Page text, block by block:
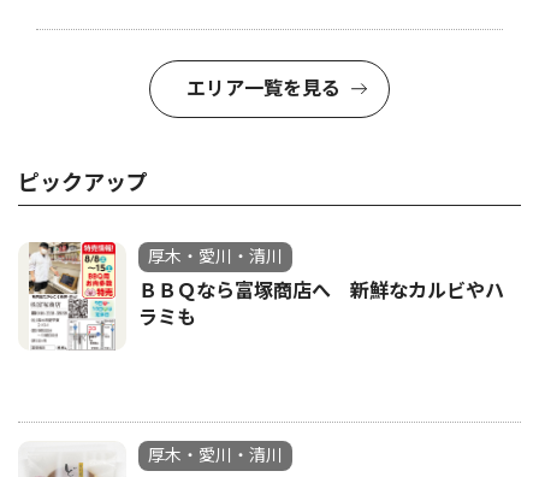
エリア一覧を見る
ピックアップ
厚木・愛川・清川
ＢＢＱなら富塚商店へ 新鮮なカルビやハ
ラミも
厚木・愛川・清川